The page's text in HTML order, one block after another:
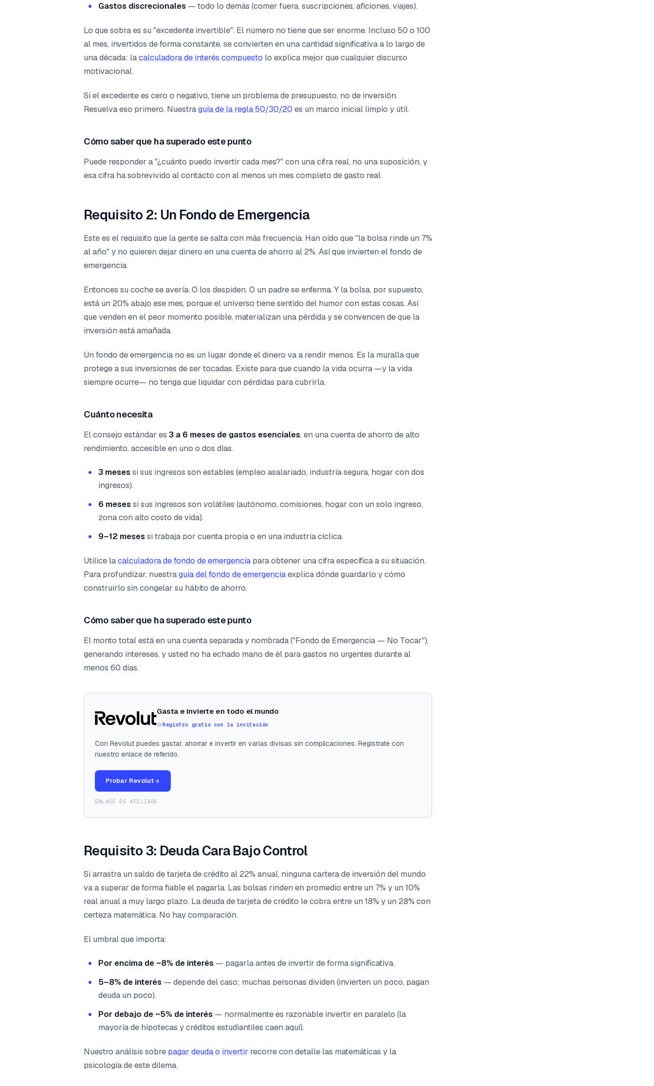
Gastos discrecionales — todo lo demás (comer fuera, suscripciones, aficiones, viajes).
Lo que sobra es su "excedente invertible". El número no tiene que ser enorme. Incluso 50 o 100
al mes, invertidos de forma constante, se convierten en una cantidad significativa a lo largo de
una década: lacalculadora de interés compuesto lo explica mejor que cualquier discurso
motivacional.
Si el excedente es cero o negativo, tiene un problema de presupuesto, no de inversión.
Resuelva eso primero. Nuestraguía de la regla 50/30/20 es un marco inicial limpio y útil.
Cómo saber que ha superado este punto
Puede responder a "¿cuánto puedo invertir cada mes?" con una cifra real, no una suposición, y
esa cifra ha sobrevivido al contacto con al menos un mes completo de gasto real.
Requisito 2: Un Fondo de Emergencia
Este es el requisito que la gente se salta con más frecuencia. Han oído que "la bolsa rinde un 7%
al año" y no quieren dejar dinero en una cuenta de ahorro al 2%. Así que invierten el fondo de
emergencia.
Entonces su coche se avería. O los despiden. O un padre se enferma. Y la bolsa, por supuesto,
está un 20% abajo ese mes, porque el universo tiene sentido del humor con estas cosas. Así
que venden en el peor momento posible, materializan una pérdida y se convencen de que la
inversión está amañada.
Un fondo de emergencia no es un lugar donde el dinero va a rendir menos. Es la muralla que
protege a sus inversiones de ser tocadas. Existe para que cuando la vida ocurra —y la vida
siempre ocurre— no tenga que liquidar con pérdidas para cubrirla.
Cuánto necesita
El consejo estándar es 3 a 6 meses de gastos esenciales, en una cuenta de ahorro de alto
rendimiento, accesible en uno o dos días.
3 mesessi sus ingresos son estables (empleo asalariado, industria segura, hogar con dos
ingresos).
6 mesessi sus ingresos son volátiles (autónomo, comisiones, hogar con un solo ingreso,
zona con alto costo de vida).
9–12 mesessi trabaja por cuenta propia o en una industria cíclica.
Utilice lacalculadora de fondo de emergencia para obtener una cifra específica a su situación.
Para profundizar, nuestraguía del fondo de emergenciaexplica dónde guardarlo y cómo
construirlo sin congelar su hábito de ahorro.
Cómo saber que ha superado este punto
El monto total está en una cuenta separada y nombrada ("Fondo de Emergencia — No Tocar"),
generando intereses, y usted no ha echado mano de él para gastos no urgentes durante al
menos 60 días.
Gasta e invierte en todo el mundo
Registro gratis con la invitación
Con Revolut puedes gastar, ahorrar e invertir en varias divisas sin complicaciones. Regístrate con
nuestro enlace de referido.
Probar Revolut
ENLACE DE AFILIADO
Requisito 3: Deuda Cara Bajo Control
Si arrastra un saldo de tarjeta de crédito al 22% anual, ninguna cartera de inversión del mundo
va a superar de forma fiable el pagarla. Las bolsas rinden en promedio entre un 7% y un 10%
real anual a muy largo plazo. La deuda de tarjeta de crédito le cobra entre un 18% y un 28% con
certeza matemática. No hay comparación.
El umbral que importa:
Por encima de ~8% de interés — pagarla antes de invertir de forma significativa.
5–8% de interés — depende del caso; muchas personas dividen (invierten un poco, pagan
deuda un poco).
Por debajo de ~5% de interés — normalmente es razonable invertir en paralelo (la
mayoría de hipotecas y créditos estudiantiles caen aquí).
Nuestro análisis sobre pagar deuda o invertir recorre con detalle las matemáticas y la
psicología de este dilema.